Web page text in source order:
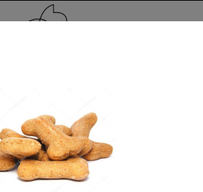
TAG TOILETTAGE